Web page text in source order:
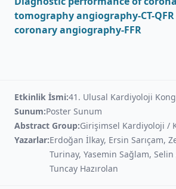
tomography angiography-CT-
coronary angiography-FFR
Etkinlik İsmi:41. Ulusal Kardiyoloji
Sunum:Poster Sunum
Abstract Group:Girişimsel Kardiyoloji /
Yazarlar:Erdoğan İlkay, Ersin Sarıçam,
Turinay, Yasemin Sağlam,
Tuncay Hazırolan